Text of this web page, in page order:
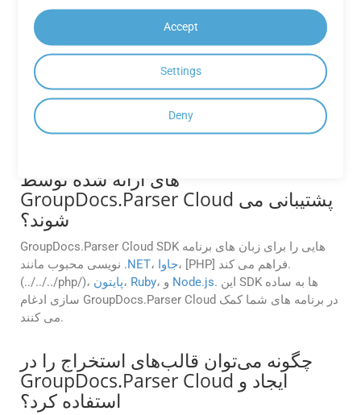
https://docs.groupdocs.cloud/parser/
که شامل [مرجع API]
https://reference.groupdocs.cloud/parser/
https://groupdocscloud.github.io/
https://groupdocscloud.github.io/)، و راهنماهایی برای کمک
های ارائه شده توسط
GroupDocs.Parser Cloud پشتیبانی می
شوند؟
GroupDocs.Parser Cloud SDK هایی را برای زبان های برنامه
.NET، جاوا، [PHP] فراهم می کند.
(../../../php/)، پایتون، Ruby Node.js. این SDK ها به ساده
سازی ادغام GroupDocs.Parser Cloud در برنامه های شما کمک
می کنند.
چگونه می‌توان قالب‌های استخراج را در
GroupDocs.Parser Cloud ایجاد و
استفاده کرد؟
Accept
Settings
Deny